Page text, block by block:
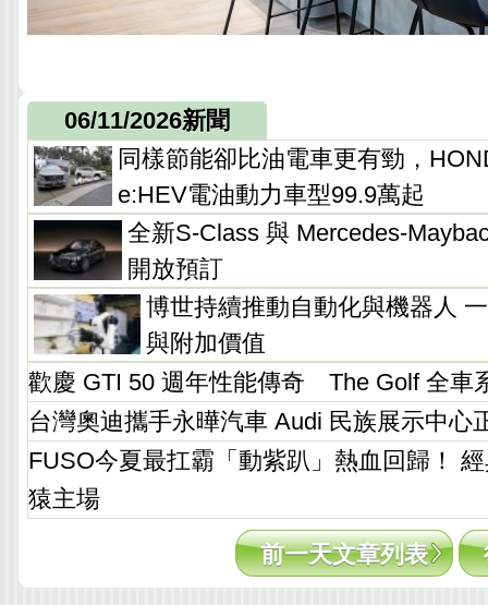
06/11/2026新聞
同樣節能卻比油電車更有勁，
e:HEV電油動力車型99.9萬起
全新S-Class 與 Mercedes-
開放預訂
博世持續推動自動化與機器人
與附加價值
歡慶 GTI 50 週年性能傳奇 The Golf 全車
台灣奧迪攜手永曄汽車 Audi 民族展示中心
FUSO今夏最扛霸「動紫趴」熱血回歸！
猿主場
前一天文章列表